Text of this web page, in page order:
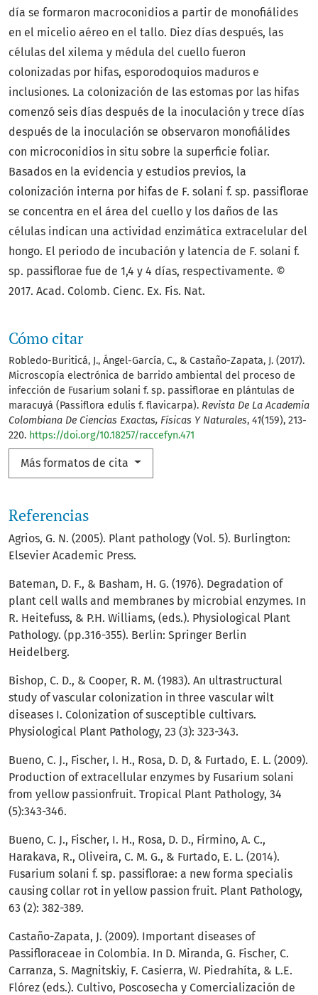
Cómo citar
Robledo-Buriticá, J., Ángel-García, C., & Castaño-Zapata, J. (2017).
Microscopía electrónica de barrido ambiental del proceso de
infección de Fusarium solani f. sp. passiflorae en plántulas de
maracuyá (Passiflora edulis f. flavicarpa). Revista De La Academia
Colombiana De Ciencias Exactas, Físicas Y Naturales, 41(159), 213-
220. https://doi.org/10.18257/raccefyn.471
Más formatos de cita
día se formaron macroconidios a partir de monofiálides
en el micelio aéreo en el tallo. Diez días después, las
células del xilema y médula del cuello fueron
colonizadas por hifas, esporodoquios maduros e
inclusiones. La colonización de las estomas por las hifas
comenzó seis días después de la inoculación y trece días
después de la inoculación se observaron monofiálides
con microconidios in situ sobre la superficie foliar.
Basados en la evidencia y estudios previos, la
colonización interna por hifas de F. solani f. sp. passiflorae
se concentra en el área del cuello y los daños de las
células indican una actividad enzimática extracelular del
hongo. El periodo de incubación y latencia de F. solani f.
sp. passiflorae fue de 1,4 y 4 días, respectivamente. ©
2017. Acad. Colomb. Cienc. Ex. Fis. Nat.
Referencias
Agrios, G. N. (2005). Plant pathology (Vol. 5). Burlington:
Elsevier Academic Press.
Bateman, D. F., & Basham, H. G. (1976). Degradation of
plant cell walls and membranes by microbial enzymes. In
R. Heitefuss, & P.H. Williams, (eds.). Physiological Plant
Pathology. (pp.316-355). Berlin: Springer Berlin
Heidelberg.
Bishop, C. D., & Cooper, R. M. (1983). An ultrastructural
study of vascular colonization in three vascular wilt
diseases I. Colonization of susceptible cultivars.
Physiological Plant Pathology, 23 (3): 323-343.
Bueno, C. J., Fischer, I. H., Rosa, D. D, & Furtado, E. L. (2009).
Production of extracellular enzymes by Fusarium solani
from yellow passionfruit. Tropical Plant Pathology, 34
(5):343-346.
Bueno, C. J., Fischer, I. H., Rosa, D. D., Firmino, A. C.,
Harakava, R., Oliveira, C. M. G., & Furtado, E. L. (2014).
Fusarium solani f. sp. passiflorae: a new forma specialis
causing collar rot in yellow passion fruit. Plant Pathology,
63 (2): 382-389.
Castaño-Zapata, J. (2009). Important diseases of
Passifloraceae in Colombia. In D. Miranda, G. Fischer, C.
Carranza, S. Magnitskiy, F. Casierra, W. Piedrahíta, & L.E.
Flórez (eds.). Cultivo, Poscosecha y Comercialización de